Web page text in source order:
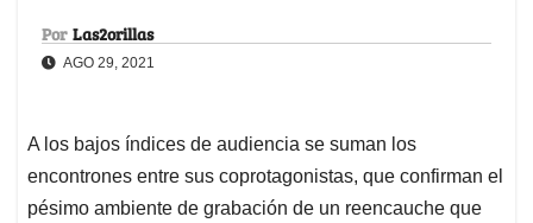
Por Las2orillas
AGO 29, 2021
A los bajos índices de audiencia se suman los
encontrones entre sus coprotagonistas, que confirman el
pésimo ambiente de grabación de un reencauche que